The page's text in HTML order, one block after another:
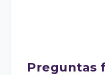
Preguntas